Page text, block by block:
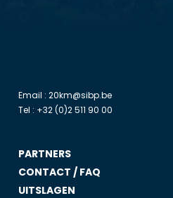
Email : 20km@sibp.be
Tel : +32 (0)2 511 90 00
PARTNERS
CONTACT / FAQ
UITSLAGEN